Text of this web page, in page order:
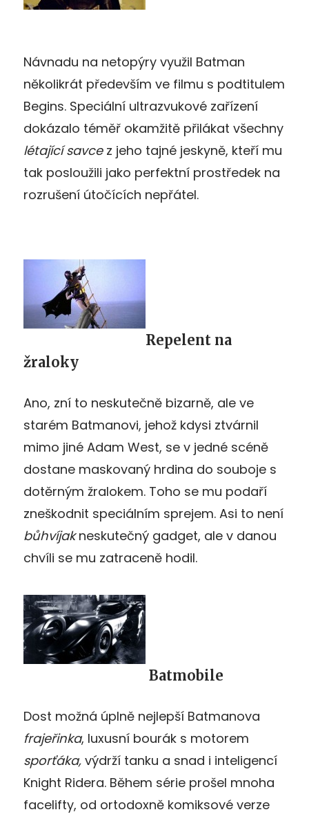
Návnadu na netopýry využil Batman
několikrát především ve filmu s podtitulem
Begins. Speciální ultrazvukové zařízení
dokázalo téměř okamžitě přilákat všechny
létající savcez jeho tajné jeskyně, kteří mu
tak posloužili jako perfektní prostředek na
rozrušení útočících nepřátel.
Repelent na
žraloky
Ano, zní to neskutečně bizarně, ale ve
starém Batmanovi, jehož kdysi ztvárnil
mimo jiné Adam West, se v jedné scéně
dostane maskovaný hrdina do souboje s
dotěrným žralokem. Toho se mu podaří
zneškodnit speciálním sprejem. Asi to není
bůhvíjakneskutečný gadget, ale v danou
chvíli se mu zatraceně hodil.
Batmobile
Dost možná úplně nejlepší Batmanova
frajeřinka, luxusní bourák s motorem
sporťáka, výdrží tanku a snad i inteligencí
Knight Ridera. Během série prošel mnoha
facelifty, od ortodoxně komiksové verze